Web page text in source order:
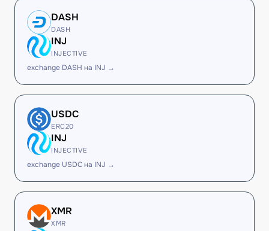
DASH
DASH
INJ
INJECTIVE
exchange DASH на INJ →
USDC
ERC20
INJ
INJECTIVE
exchange USDC на INJ →
XMR
XMR